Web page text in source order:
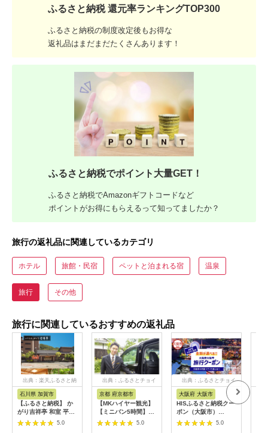
ふるさと納税 還元率ランキングTOP300
ふるさと納税の制度改定後もお得な
返礼品はまだまだたくさんあります！
ふるさと納税でポイント大量GET！
ふるさと納税でAmazonギフトコードなど
ポイントがお得にもらえるって知ってましたか？
旅行の返礼品に関連しているカテゴリ
ホテル 旅館・民宿 ペットと泊まれる宿 温泉
旅行 その他
旅行に関連しているおすすめの返礼品
出典：楽天ふるさと納
石川県 加賀市
【ふるさと納税】 か
がり吉祥亭 和室 平日
限定 ペア宿泊券 1泊2
食付 2名 ペア 食事付
5.0
出典：ふるさとチョイ
京都 府京都市
【MKハイヤー観光】
【ミニバン5時間】ド
ライバーとめぐるとっ
ておきの京都観光（3
5.0
出典：ふるさとチョイ
大阪府 大阪市
HISふるさと納税クー
ポン（大阪市）
30,000円分_OS039-
5.0